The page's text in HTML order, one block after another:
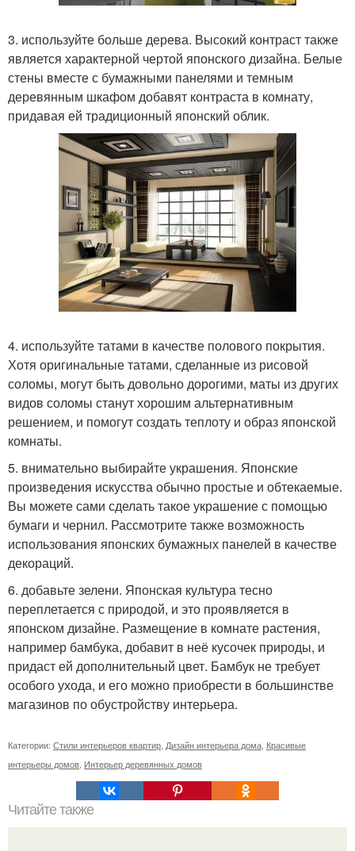
3. используйте больше дерева. Высокий контраст также
является характерной чертой японского дизайна. Белые
стены вместе с бумажными панелями и темным
деревянным шкафом добавят контраста в комнату,
придавая ей традиционный японский облик.
4. используйте татами в качестве полового покрытия.
Хотя оригинальные татами, сделанные из рисовой
соломы, могут быть довольно дорогими, маты из других
видов соломы станут хорошим альтернативным
решением, и помогут создать теплоту и образ японской
комнаты.
5. внимательно выбирайте украшения. Японские
произведения искусства обычно простые и обтекаемые.
Вы можете сами сделать такое украшение с помощью
бумаги и чернил. Рассмотрите также возможность
использования японских бумажных панелей в качестве
декораций.
6. добавьте зелени. Японская культура тесно
переплетается с природой, и это проявляется в
японском дизайне. Размещение в комнате растения,
например бамбука, добавит в неё кусочек природы, и
придаст ей дополнительный цвет. Бамбук не требует
особого ухода, и его можно приобрести в большинстве
магазинов по обустройству интерьера.
Категории: Стили интерьеров квартир Дизайн интерьера дома Красивые
интерьеры домов Интерьер деревянных домов
Читайте также